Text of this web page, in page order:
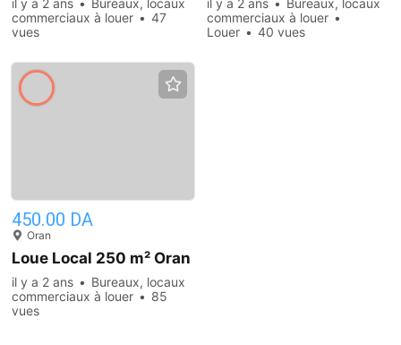
il y a 2 ans
Bureaux, locaux
commerciaux à louer
47
vues
il y a 2 ans
Bureaux, locaux
commerciaux à louer
Louer
40 vues
450.00 DA
Oran
Loue Local 250 m² Oran
il y a 2 ans
Bureaux, locaux
commerciaux à louer
85
vues